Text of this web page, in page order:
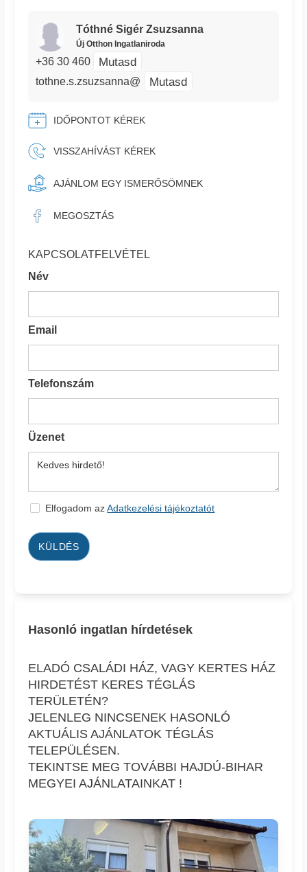
Tóthné Sigér Zsuzsanna
Új Otthon Ingatlaniroda
+36 30 460 Mutasd
tothne.s.zsuzsanna@ Mutasd
IDŐPONTOT KÉREK
VISSZAHÍVÁST KÉREK
AJÁNLOM EGY ISMERŐSÖMNEK
MEGOSZTÁS
KAPCSOLATFELVÉTEL
Név
Email
Telefonszám
Üzenet
Elfogadom azAdatkezelési tájékoztatót
KÜLDÉS
Hasonló ingatlan hírdetések
ELADÓ CSALÁDI HÁZ, VAGY KERTES HÁZ
HIRDETÉST KERES TÉGLÁS
TERÜLETÉN?
JELENLEG NINCSENEK HASONLÓ
AKTUÁLIS AJÁNLATOK TÉGLÁS
TELEPÜLÉSEN.
TEKINTSE MEG TOVÁBBI HAJDÚ-BIHAR
MEGYEI AJÁNLATAINKAT !